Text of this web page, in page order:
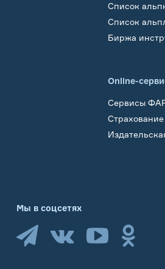
Список
Список
Биржа
Online-
Сервисы
Страхование
Мы в соцсетях